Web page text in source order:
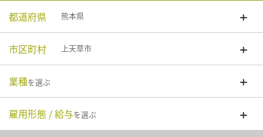
都道府県 熊本県
市区町村 上天草市
業種を選ぶ
雇用形態 / 給与を選ぶ